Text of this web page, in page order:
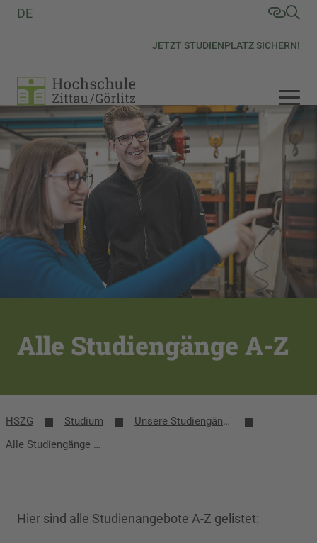
JETZT STUDIENPLATZ SICHERN!
DE
Alle Studiengänge A-Z
HSZG Studium
Unsere Studiengänge
Alle Studiengänge A-Z
Hier sind alle Studienangebote A-Z gelistet: